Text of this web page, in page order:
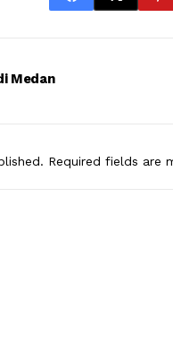
Medan
Required fields are